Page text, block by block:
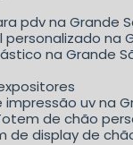
pdv na Grande
personalizado na
na Grande
impressão uv na
Totem de chão
de display de